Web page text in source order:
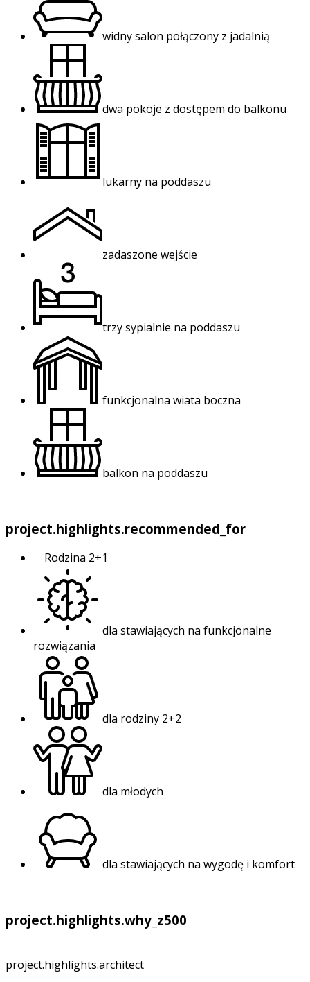
widny salon połączony z jadalnią
dwa pokoje z dostępem do balkonu
lukarny na poddaszu
zadaszone wejście
trzy sypialnie na poddaszu
funkcjonalna wiata boczna
balkon na poddaszu
project.highlights.recommended_for
Rodzina 2+1
dla stawiających na funkcjonalne
rozwiązania
dla rodziny 2+2
dla młodych
dla stawiających na wygodę i komfort
project.highlights.why_z500
project.highlights.architect